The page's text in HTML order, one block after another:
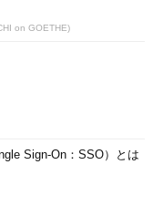
on GOETHE)
Sign-On：SSO）とは